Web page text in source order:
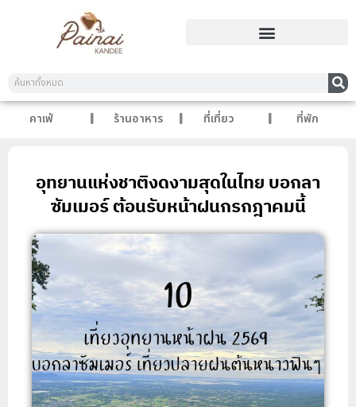
คาเฟ่ ร้านอาหาร ที่เที่ยว ที่พัก
อุทยานแห่งชาติงดงามสุดในไทย บอกลา
ซัมเมอร์ ต้อนรับหน้าฝนกรกฎาคมนี้